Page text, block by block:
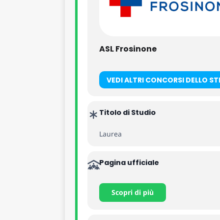
ASL Frosinone
VEDI ALTRI CONCORSI DELLO
Titolo di Studio
Laurea
Pagina ufficiale
Scopri di più